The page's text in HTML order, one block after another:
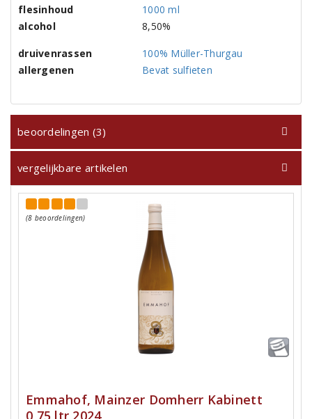
flesinhoud
1000 ml
alcohol
8,50%
druivenrassen
100% Müller-Thurgau
allergenen
Bevat sulfieten
beoordelingen (3)
vergelijkbare artikelen
(8 beoordelingen)
Emmahof, Mainzer Domherr Kabinett
0,75 ltr 2024